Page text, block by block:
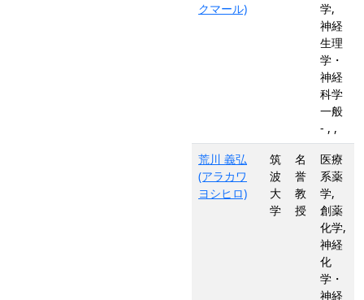
クマール)
学,
神経
生理
学・
神経
科学
一般
- , ,
荒川 義弘
(アラカワ
ヨシヒロ)
筑
波
大
学
名
誉
教
授
医療
系薬
学,
創薬
化学,
神経
化
学・
神経